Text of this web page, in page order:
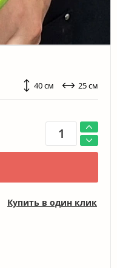
40 см 25 см
Купить в один клик